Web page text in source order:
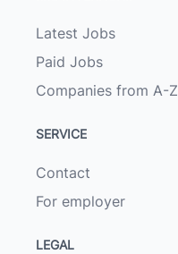
Latest Jobs
Paid Jobs
Companies from A-Z
SERVICE
Contact
For employer
LEGAL